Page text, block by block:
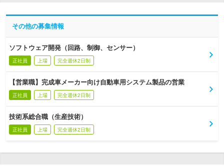
その他の募集情報
ソフトウェア開発（回路、制御、センサー）
正社員 上場 完全週休2日制
【営業職】完成車メーカー向け自動車用システム製品の営業
正社員 上場 完全週休2日制
技術系総合職（生産技術）
正社員 上場 完全週休2日制